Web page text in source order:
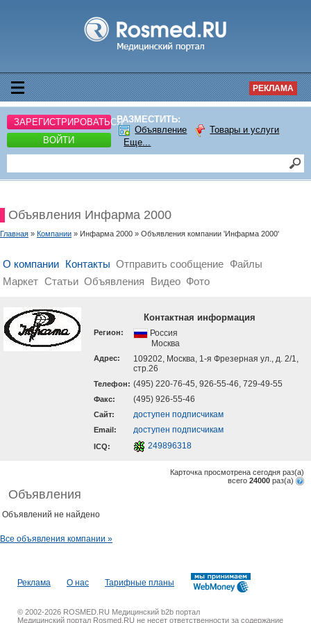
РЕКЛАМА
ЗАРЕГИСТРИРОВАТЬСЯ
ВОЙТИ
РАЗМЕСТИТЬ:
Объявление
Товары и услуги
Еще...
Объявления Инфарма 2000
Главная » Компании » Инфарма 2000 » Объявления компании 'Инфарма 2000'
О компании Контакты Отправить сообщение Файлы
Маркет Статьи Объявления Видео Фото
Контактная информация
Регион:
Россия
Москва
Адрес:
109202, Москва, 1-я Фрезерная ул., д. 2/1,
стр.26
Телефон: (495) 220-76-45, 926-55-46, 729-49-55
Факс: (495) 926-55-46
Cайт: доступен подписчикам
Email: доступен подписчикам
ICQ: 249896318
Карточка просмотрена сегодня раз(a)
всего 24000 раз(a)
Объявления
Объявлений не найдено
Все объявления компании »
Реклама О нас Тарифные планы
© 2002-2026 ROSMED.RU Медицинский b2b портал
Медицинский портал Rosmed.RU не несет ответственности за содержание